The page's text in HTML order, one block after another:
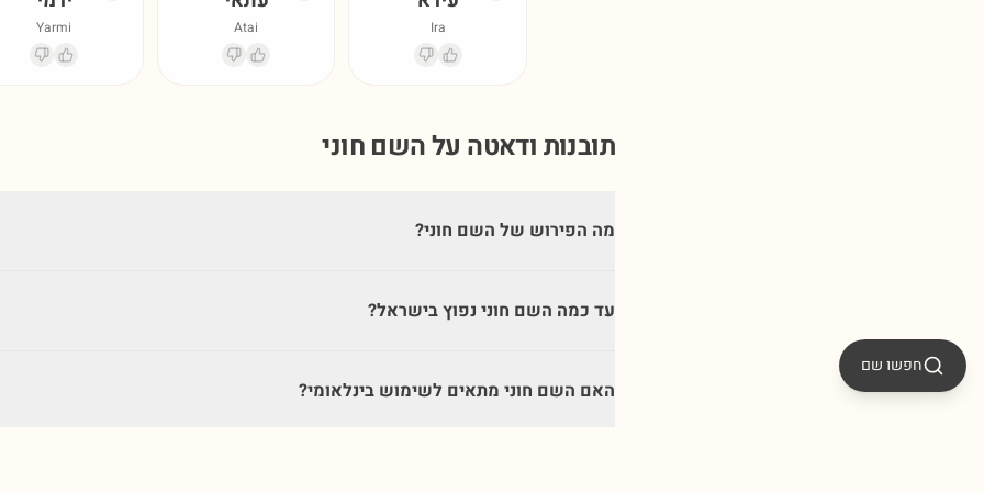
Ira
Atai
Yarmi
תובנות ודאטה על השם חוני
מה הפירוש של השם חוני?
עד כמה השם חוני נפוץ בישראל?
האם השם חוני מתאים לשימוש בינלאומי?
חפשו שם